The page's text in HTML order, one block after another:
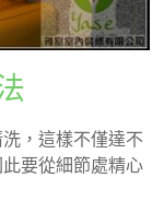
，這樣不僅達不
要從細節處精心